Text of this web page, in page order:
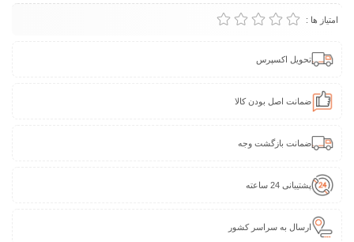
امتیاز ها :
تحویل اکسپرس
ضمانت اصل بودن کالا
ضمانت بازگشت وجه
پشتیبانی 24 ساعته
ارسال به سراسر کشور